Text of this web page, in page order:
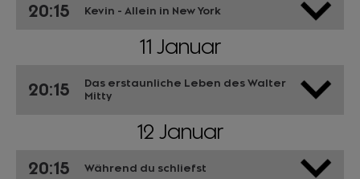
20:15 Kevin - Allein in New York
11 Januar
20:15
Das erstaunliche Leben des Walter
Mitty
12 Januar
20:15 Während du schliefst